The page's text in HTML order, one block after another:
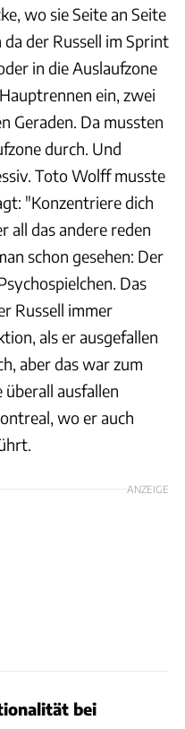
wo sie Seite an Seite
der Russell im Sprint
in die Auslaufzone
ein, zwei
Geraden. Da mussten
durch. Und
Toto Wolff musste
"Konzentriere dich
all das andere reden
schon gesehen: Der
Das
Russell immer
als er ausgefallen
aber das war zum
ausfallen
wo er auch
ANZEIGE
bei